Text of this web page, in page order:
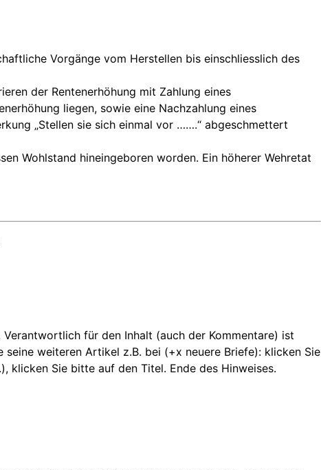
Vorgänge vom Herstellen bis einschliesslich des
der Rentenerhöhung mit Zahlung eines
liegen, sowie eine Nachzahlung eines
„Stellen sie sich einmal vor …….“ abgeschmettert
Wohlstand hineingeboren worden. Ein höherer Wehretat
für den Inhalt (auch der Kommentare) ist
weiteren Artikel z.B. bei (+x neuere Briefe): klicken Sie
klicken Sie bitte auf den Titel. Ende des Hinweises.